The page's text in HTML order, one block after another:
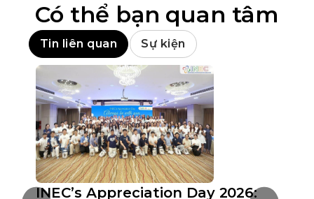
Có thể bạn quan tâm
Tin liên quan Sự kiện
INEC’s Appreciation Day 2026: